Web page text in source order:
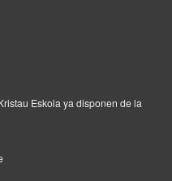
Eskola ya disponen de la